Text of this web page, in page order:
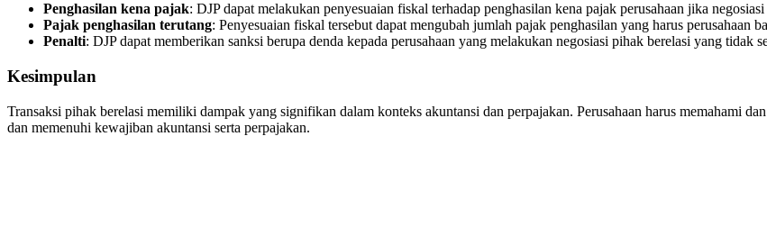
Penghasilan kena pajak: DJP dapat melakukan penyesuaian fiskal terhadap penghasilan kena pajak perusahaan jika
Pajak penghasilan terutang: Penyesuaian fiskal tersebut dapat mengubah jumlah pajak penghasilan yang harus perusahaan
Penalti: DJP dapat memberikan sanksi berupa denda kepada perusahaan yang melakukan negosiasi pihak berelasi yang tidak
Kesimpulan
Transaksi pihak berelasi memiliki dampak yang signifikan dalam konteks akuntansi dan perpajakan. Perusahaan harus memahami
dan memenuhi kewajiban akuntansi serta perpajakan.